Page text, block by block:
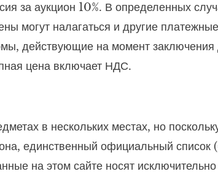
за аукцион 10%. В определенных
могут налагаться и другие
действующие на момент заключения
цена включает НДС.
в нескольких местах, но
единственный официальный список
на этом сайте носят